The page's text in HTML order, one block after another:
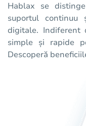
Hablax se
suportul
digitale. Indiferent
simple și rapide
Descoperă